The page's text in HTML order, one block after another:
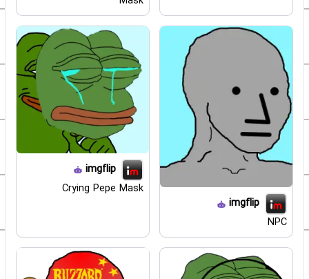
imgflip
NPC
imgflip
Crying Pepe Mask